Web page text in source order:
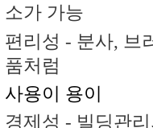
소가 가능
편리성 - 분사, 브
품처럼
사용이 용이
경제성 - 빌딩관